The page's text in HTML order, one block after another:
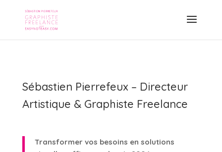
Sébastien Pierrefeux – Directeur
Artistique & Graphiste Freelance
Transformer vos besoins en solutions